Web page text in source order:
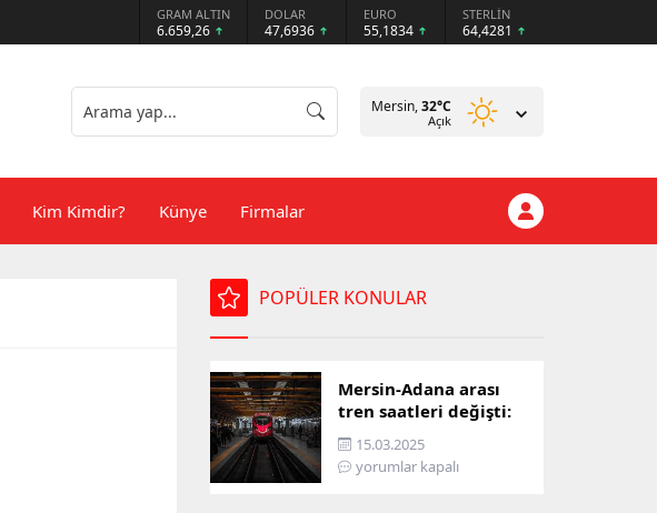
GRAM ALTIN
6.659,26
DOLAR
47,6936
EURO
55,1834
STERLİN
64,4281
Mersin,32°C
Açık
Kim Kimdir? Künye Firmalar
POPÜLER KONULAR
Mersin-Adana arası
tren saatleri değişti:
İşte yeni ulaşım listesi
15.03.2025
yorumlar kapalı